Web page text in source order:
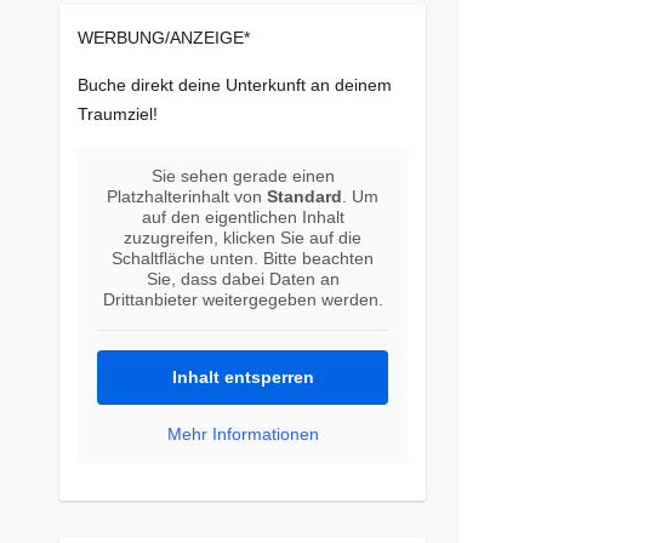
WERBUNG/ANZEIGE*
Buche direkt deine Unterkunft an deinem
Traumziel!
Sie sehen gerade einen
Platzhalterinhalt vonStandard . Um
auf den eigentlichen Inhalt
zuzugreifen, klicken Sie auf die
Schaltfläche unten. Bitte beachten
Sie, dass dabei Daten an
Drittanbieter weitergegeben werden.
Inhalt entsperren
Mehr Informationen